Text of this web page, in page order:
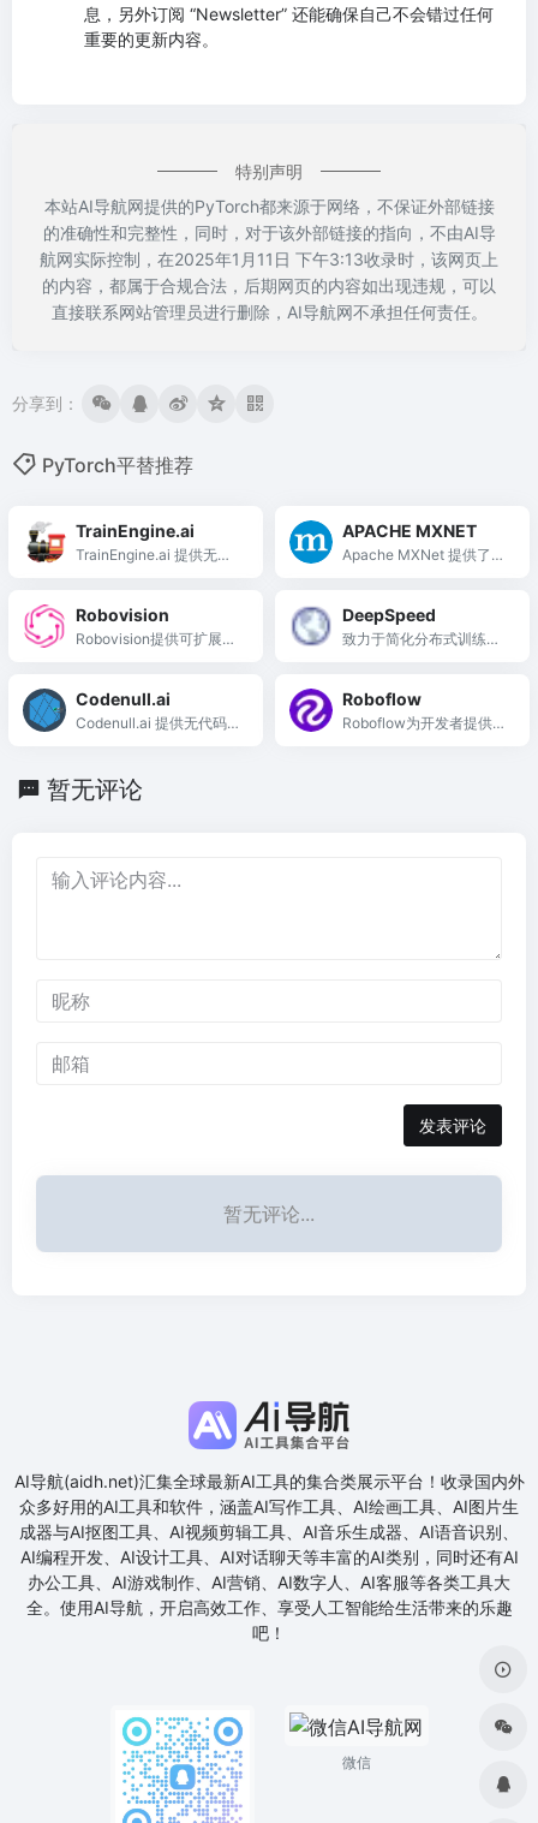
息，另外订阅 “Newsletter” 还能确保自己不会错过任何
重要的更新内容。
特别声明
本站AI导航网提供的PyTorch都来源于网络，不保证外部链接
的准确性和完整性，同时，对于该外部链接的指向，不由AI导
航网实际控制，在2025年1月11日 下午3:13收录时，该网页上
的内容，都属于合规合法，后期网页的内容如出现违规，可以
直接联系网站管理员进行删除，AI导航网不承担任何责任。
分享到：
PyTorch平替推荐
TrainEngine.ai
TrainEngine.ai 提供无限
效率。
APACHE MXNET
Apache MXNet 提供了一
生产环境，支持多种深度
学习应用，是深度学习开
择。
Robovision
Robovision提供可扩展的
DeepSpeed
致力于简化分布式训练，
Codenull.ai
Codenull.ai 提供无代码AI
Roboflow
Roboflow为开发者提供构
暂无评论
发表评论
暂无评论...
AI导航(aidh.net)汇集全球最新AI工具的集合类展示平台！收录国内外
众多好用的AI工具和软件，涵盖AI写作工具、AI绘画工具、AI图片生
成器与AI抠图工具、AI视频剪辑工具、AI音乐生成器、AI语音识别、
AI编程开发、AI设计工具、AI对话聊天等丰富的AI类别，同时还有AI
办公工具、AI游戏制作、AI营销、AI数字人、AI客服等各类工具大
全。使用AI导航，开启高效工作、享受人工智能给生活带来的乐趣
吧！
微信